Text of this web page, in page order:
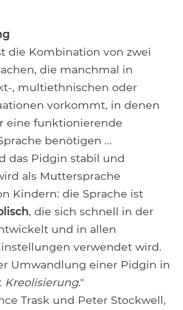
die Kombination von zwei
die manchmal in
, multiethnischen oder
vorkommt, in denen
eine funktionierende
benötigen ...
das Pidgin stabil und
als Muttersprache
Kindern: die Sprache ist
, die sich schnell in der
und in allen
verwendet wird.
Umwandlung einer Pidgin in
Kreolisierung."
Trask und Peter Stockwell,